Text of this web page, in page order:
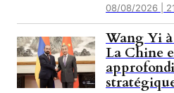
08/08/2026 |
Wang Yi
La Chine